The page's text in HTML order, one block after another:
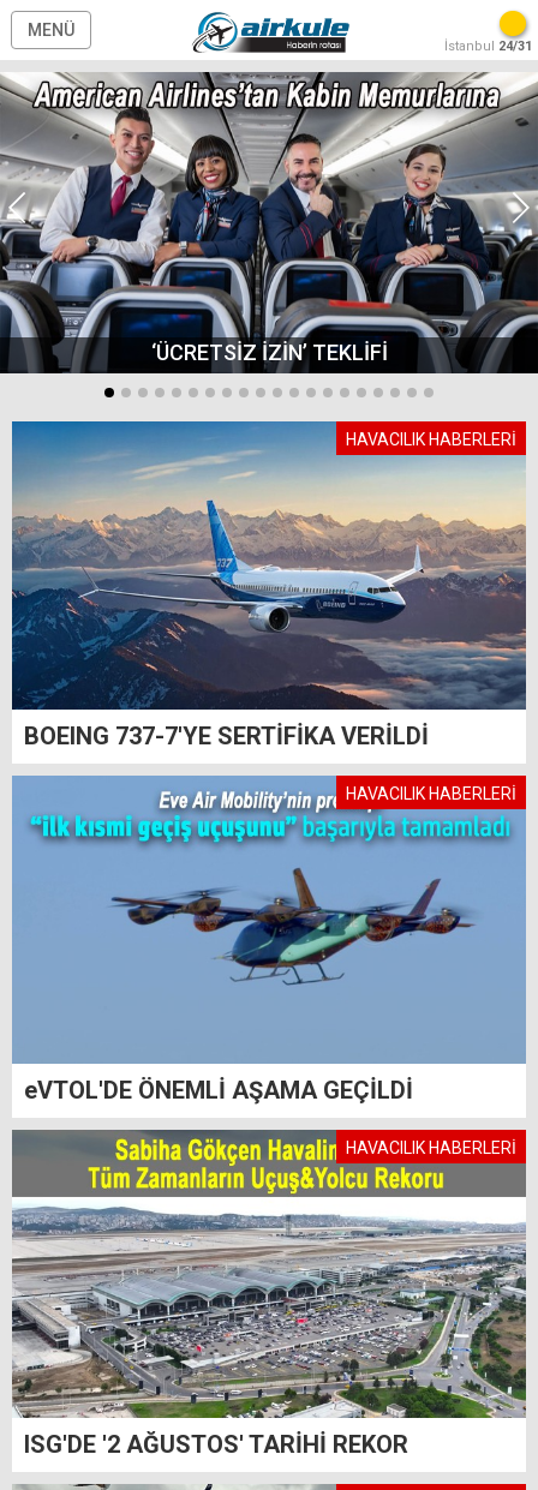
MENÜ
İstanbul 24/31
‘ÜCRETSİZ İZİN’ TEKLİFİ
HAVACILIK HABERLERİ
BOEING 737-7'YE SERTİFİKA VERİLDİ
HAVACILIK HABERLERİ
eVTOL'DE ÖNEMLİ AŞAMA GEÇİLDİ
HAVACILIK HABERLERİ
ISG'DE '2 AĞUSTOS' TARİHİ REKOR